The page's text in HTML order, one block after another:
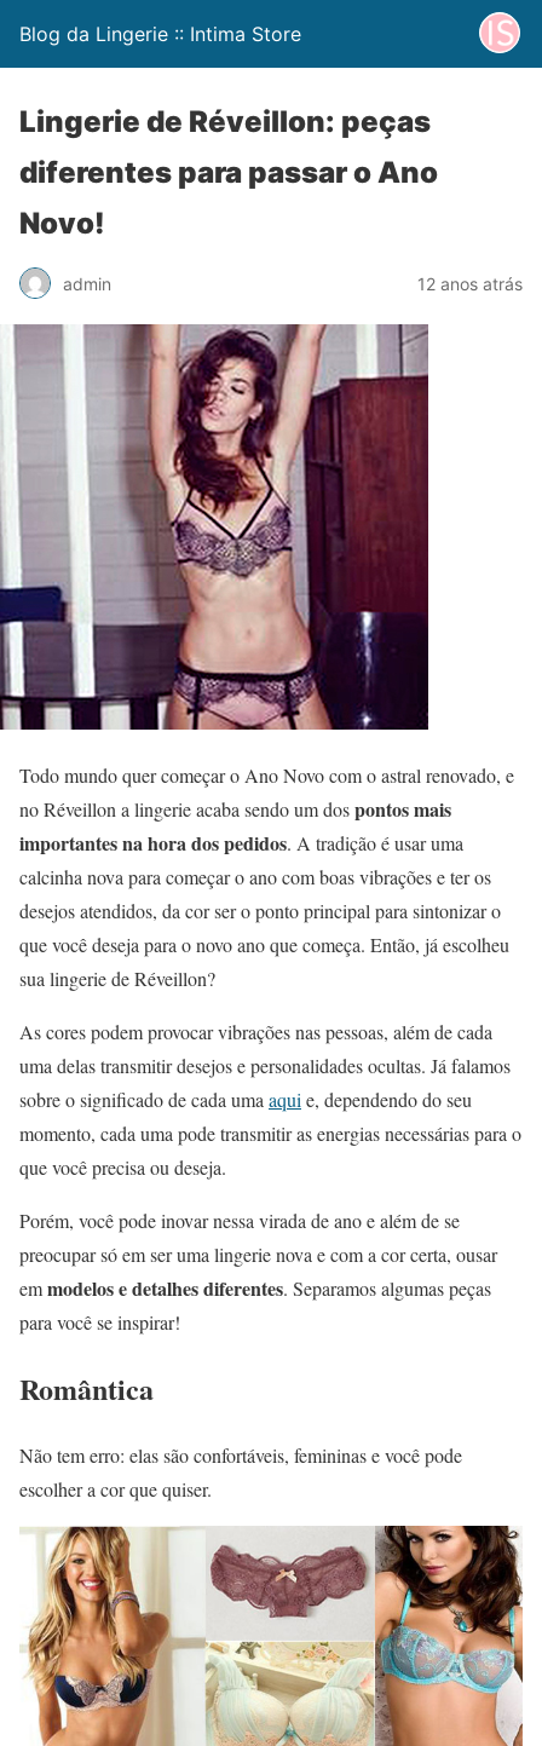
Blog da Lingerie :: Intima Store
Lingerie de Réveillon: peças
diferentes para passar o Ano
Novo!
admin 12 anos atrás
Todo mundo quer começar o Ano Novo com o astral renovado, e
no Réveillon a lingerie acaba sendo um dospontos mais
importantes na hora dos pedidos. A tradição é usar uma
calcinha nova para começar o ano com boas vibrações e ter os
desejos atendidos, da cor ser o ponto principal para sintonizar o
que você deseja para o novo ano que começa. Então, já escolheu
sua lingerie de Réveillon?
As cores podem provocar vibrações nas pessoas, além de cada
uma delas transmitir desejos e personalidades ocultas. Já falamos
sobre o significado de cada uma aqui e, dependendo do seu
momento, cada uma pode transmitir as energias necessárias para o
que você precisa ou deseja.
Porém, você pode inovar nessa virada de ano e além de se
preocupar só em ser uma lingerie nova e com a cor certa, ousar
emmodelos e detalhes diferentes. Separamos algumas peças
para você se inspirar!
Romântica
Não tem erro: elas são confortáveis, femininas e você pode
escolher a cor que quiser.